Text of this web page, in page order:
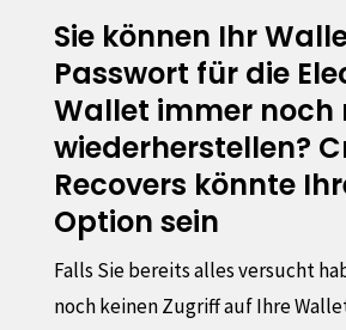
Sie können Ihr
Passwort für die
Wallet immer noch
wiederherstellen?
Recovers könnte
Option sein
Falls Sie bereits alles versucht
noch keinen Zugriff auf Ihre